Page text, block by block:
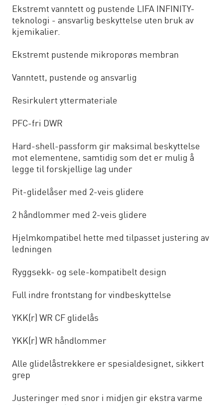
Ekstremt vanntett og pustende LIFA INFINITY-
teknologi - ansvarlig beskyttelse uten bruk av
kjemikalier.
Ekstremt pustende mikroporøs membran
Vanntett, pustende og ansvarlig
Resirkulert yttermateriale
PFC-fri DWR
Hard-shell-passform gir maksimal beskyttelse
mot elementene, samtidig som det er mulig å
legge til forskjellige lag under
Pit-glidelåser med 2-veis glidere
2 håndlommer med 2-veis glidere
Hjelmkompatibel hette med tilpasset justering av
ledningen
Ryggsekk- og sele-kompatibelt design
Full indre frontstang for vindbeskyttelse
YKK(r) WR CF glidelås
YKK(r) WR håndlommer
Alle glidelåstrekkere er spesialdesignet, sikkert
grep
Justeringer med snor i midjen gir ekstra varme